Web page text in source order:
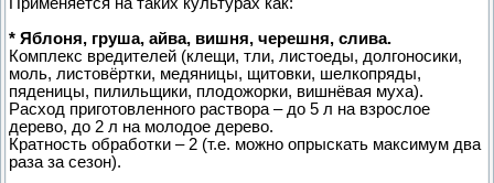
* Яблоня, груша, айва, вишня, черешня, слива.
Комплекс вредителей (клещи, тли, листоеды, долгоносики,
моль, листовёртки, медяницы, щитовки, шелкопряды,
пяденицы, пилильщики, плодожорки, вишнёвая муха).
Расход приготовленного раствора – до 5 л на взрослое
дерево, до 2 л на молодое дерево.
Кратность обработки – 2 (т.е. можно опрыскать максимум два
раза за сезон).